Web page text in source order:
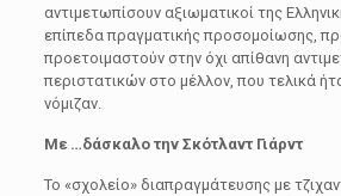
αντιμετωπίσουν αξιωματικοί της
επίπεδα πραγματικής προσομοίωσης,
προετοιμαστούν στην όχι απίθανη
περιστατικών στο μέλλον, που τελικά
νόμιζαν.
Με …δάσκαλο την Σκότλαντ Γιάρντ
Το «σχολείο» διαπραγμάτευσης με